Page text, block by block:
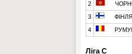
2
3
4
Ліга C